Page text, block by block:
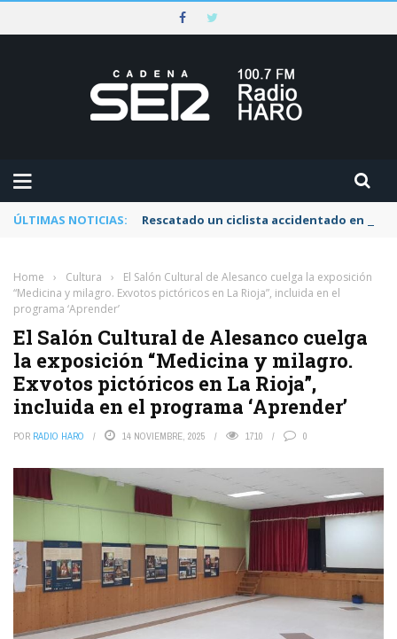
ÚLTIMAS NOTICIAS: Rescatado un ciclista accidentado en un
Home › Cultura ›
El Salón Cultural de Alesanco cuelga la exposición
“Medicina y milagro. Exvotos pictóricos en La Rioja”, incluida en el
programa ‘Aprender’
El Salón Cultural de Alesanco cuelga
la exposición “Medicina y milagro.
Exvotos pictóricos en La Rioja”,
incluida en el programa ‘Aprender’
POR RADIO HARO 14 NOVIEMBRE, 2025 1710 0